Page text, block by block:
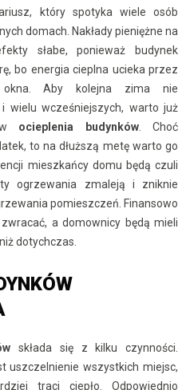
który spotyka wiele osób
domach. Nakłady pieniężne na
słabe, ponieważ budynek
bo energia cieplna ucieka przez
okna. Aby kolejna zima nie
wielu wcześniejszych, warto już
ocieplenia budynków. Choć
to na dłuższą metę warto go
mieszkańcy domu będą czuli
ogrzewania zmaleją i zniknie
pomieszczeń. Finansowo
a domownicy będą mieli
dotychczas.
składa się z kilku czynności.
uszczelnienie wszystkich miejsc,
traci ciepło. Odpowiednio